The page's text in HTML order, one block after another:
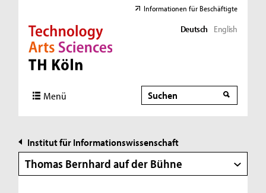
Direkt zur Hauptnavigation
Direkt zur Subnavigation
Direkt zum Inhalt
Direkt zum Fußbereich
Informationen für Beschäftigte
Deutsch English
Menü Suche
Suche
Institut für Informationswissenschaft
Thomas Bernhard auf der Bühne